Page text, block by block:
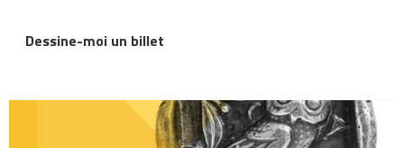
Dessine-moi un billet